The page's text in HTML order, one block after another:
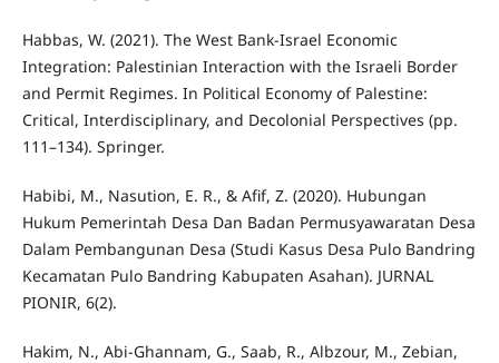
Habbas, W. (2021). The West Bank-Israel Economic
Integration: Palestinian Interaction with the Israeli Border
and Permit Regimes. In Political Economy of Palestine:
Critical, Interdisciplinary, and Decolonial Perspectives (pp.
111–134). Springer.
Habibi, M., Nasution, E. R., & Afif, Z. (2020). Hubungan
Hukum Pemerintah Desa Dan Badan Permusyawaratan Desa
Dalam Pembangunan Desa (Studi Kasus Desa Pulo Bandring
Kecamatan Pulo Bandring Kabupaten Asahan). JURNAL
PIONIR, 6(2).
Hakim, N., Abi‐Ghannam, G., Saab, R., Albzour, M., Zebian,